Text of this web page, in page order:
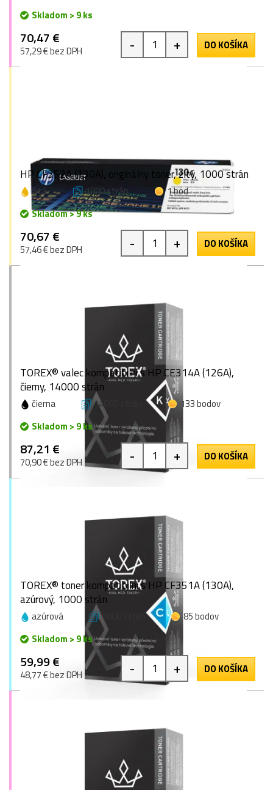
Skladom > 9 ks
70,47 €
57,29 € bez DPH - + DO KOŠÍKA
HP CF352A (130A), originálny toner, žltý, 1000 strán
žltá 1000 strán
1 bod
Skladom > 9 ks
70,67 €
57,46 € bez DPH - + DO KOŠÍKA
TOREX® valec kompatibilní s HP CE314A (126A),
čierny, 14000 strán
čierna 14000 strán
133 bodov
Skladom > 9 ks
87,21 €
70,90 € bez DPH - + DO KOŠÍKA
TOREX® toner kompatibilní s HP CF351A (130A),
azúrový, 1000 strán
azúrová 1000 strán
85 bodov
Skladom > 9 ks
59,99 €
48,77 € bez DPH - + DO KOŠÍKA